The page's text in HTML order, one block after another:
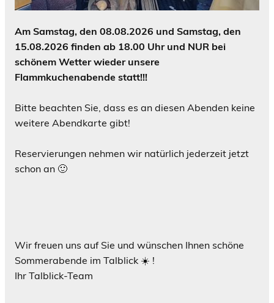
Am Samstag, den 08.08.2026 und Samstag, den
15.08.2026 finden ab 18.00 Uhr und NUR bei
schönem Wetter wieder unsere
Flammkuchenabende statt!!!
Bitte beachten Sie, dass es an diesen Abenden keine
weitere Abendkarte gibt!
Reservierungen nehmen wir natürlich jederzeit jetzt
schon an 🙂
Wir freuen uns auf Sie und wünschen Ihnen schöne
Sommerabende im Talblick ☀️ !
Ihr Talblick-Team